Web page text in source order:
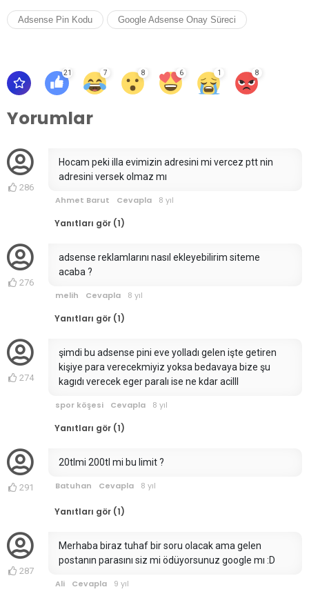
Adsense Pin Kodu Google Adsense Onay Süreci
21 7 8 6 1 8
Yorumlar
286
Hocam peki illa evimizin adresini mi vercez ptt nin
adresini versek olmaz mı
Ahmet Barut Cevapla 8 yıl
Yanıtları gör (1)
276
adsense reklamlarını nasıl ekleyebilirim siteme
acaba ?
melih Cevapla 8 yıl
Yanıtları gör (1)
274
şimdi bu adsense pini eve yolladı gelen işte getiren
kişiye para verecekmiyiz yoksa bedavaya bize şu
kagıdı verecek eger paralı ise ne kdar acilll
spor köşesi Cevapla 8 yıl
Yanıtları gör (1)
291
20tlmi 200tl mi bu limit ?
Batuhan Cevapla 8 yıl
Yanıtları gör (1)
287
Merhaba biraz tuhaf bir soru olacak ama gelen
postanın parasını siz mi ödüyorsunuz google mı :D
Ali Cevapla 9 yıl